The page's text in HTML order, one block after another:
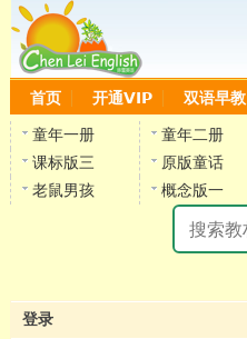
首页 开通VIP 双语早教
童年一册 童年二册
课标版三
原版童话
老鼠男孩
概念版一
登录